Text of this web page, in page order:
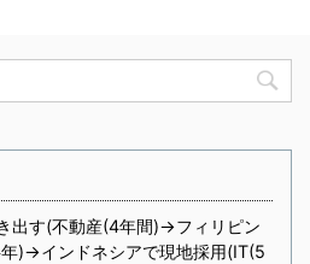
出す(不動産(4年間)→フィリピン
)→インドネシアで現地採用(IT(5